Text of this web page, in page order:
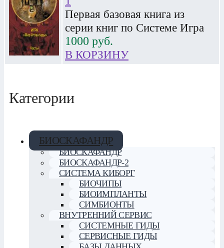
Первая базовая книга из
серии книг по Системе Игра
1000 руб.
В КОРЗИНУ
Категории
БИОСКАФАНДР
БИОСКАФАНДР
БИОСКАФАНДР-2
СИСТЕМА КИБОРГ
БИОЧИПЫ
БИОИМПЛАНТЫ
СИМБИОНТЫ
ВНУТРЕННИЙ СЕРВИС
СИСТЕМНЫЕ ГИДЫ
СЕРВИСНЫЕ ГИДЫ